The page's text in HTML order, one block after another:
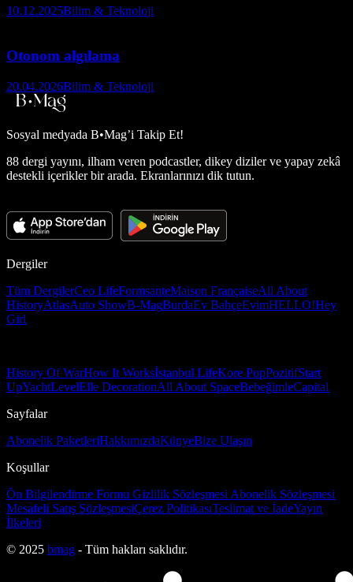
10.12.2025Bilim & Teknoloji
Otonom algılama
20.04.2026Bilim & Teknoloji
Sosyal medyada B•Mag’i Takip Et!
88 dergi yayını, ilham veren podcastler, dikey diziler ve yapay zekâ
destekli içerikler bir arada. Ekranlarınızı dik tutun.
Dergiler
Tüm DergilerCeo LifeFormsanteMaison FrançaiseAll About
HistoryAtlasAuto ShowB-MagBurdaEv BahçeEvimHELLO!Hey
Girl
History Of WarHow It Worksİstanbul LifeKore PopPozitifStart
UpYachtLevelElle DecorationAll About SpaceBebeğimleCapital
Sayfalar
Abonelik PaketleriHakkımızdaKünyeBize Ulaşın
Koşullar
Ön Bilgilendirme Formu Gizlilik Sözleşmesi Abonelik Sözleşmesi
Mesafeli Satış SözleşmesiÇerez PolitikasıTeslimat ve İadeYayın
İlkeleri
© 2025 bmag - Tüm hakları saklıdır.